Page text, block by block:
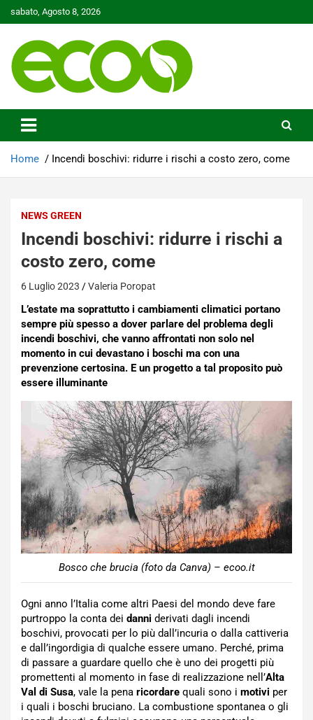
to
sabato, Agosto 8, 2026
Ecoo.it
Home Incendi boschivi: ridurre i rischi a costo zero, come
NEWS GREEN
Incendi boschivi: ridurre i rischi a
costo zero, come
6 Luglio 2023 Valeria Poropat
L’estate ma soprattutto i cambiamenti climatici portano
sempre più spesso a dover parlare del problema degli
incendi boschivi, che vanno affrontati non solo nel
momento in cui devastano i boschi ma con una
prevenzione certosina. E un progetto a tal proposito può
essere illuminante
Bosco che brucia (foto da Canva) – ecoo.it
Ogni anno l’Italia come altri Paesi del mondo deve fare
purtroppo la conta dei danni derivati dagli incendi
boschivi, provocati per lo più dall’incuria o dalla cattiveria
e dall’ingordigia di qualche essere umano. Perché, prima
di passare a guardare quello che è uno dei progetti più
promettenti al momento in fase di realizzazione nell’Alta
Val di Susa, vale la pena ricordare quali sono i motivi per
i quali i boschi bruciano. La combustione spontanea o gli